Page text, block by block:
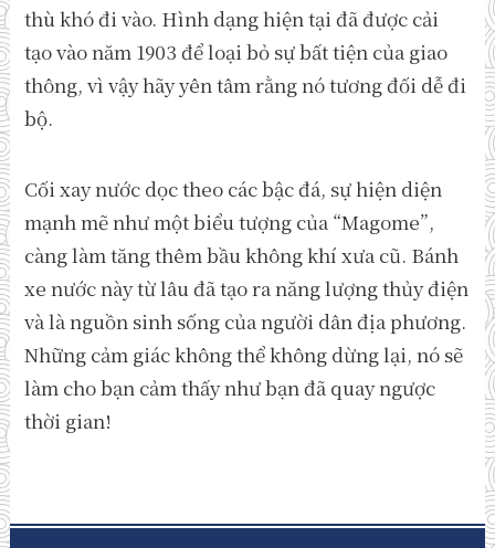
thù khó đi vào. Hình dạng hiện tại đã được cải
tạo vào năm 1903 để loại bỏ sự bất tiện của giao
thông, vì vậy hãy yên tâm rằng nó tương đối dễ đi
bộ.
Cối xay nước dọc theo các bậc đá, sự hiện diện
mạnh mẽ như một biểu tượng của “Magome”,
càng làm tăng thêm bầu không khí xưa cũ. Bánh
xe nước này từ lâu đã tạo ra năng lượng thủy điện
và là nguồn sinh sống của người dân địa phương.
Những cảm giác không thể không dừng lại, nó sẽ
làm cho bạn cảm thấy như bạn đã quay ngược
thời gian!